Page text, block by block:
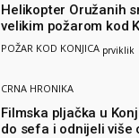
Helikopter Oružanih
velikim požarom kod
i Air Tractor
POŽAR KOD KONJICA prviklik
CRNA HRONIKA
Filmska pljačka u
do sefa i odnijeli više